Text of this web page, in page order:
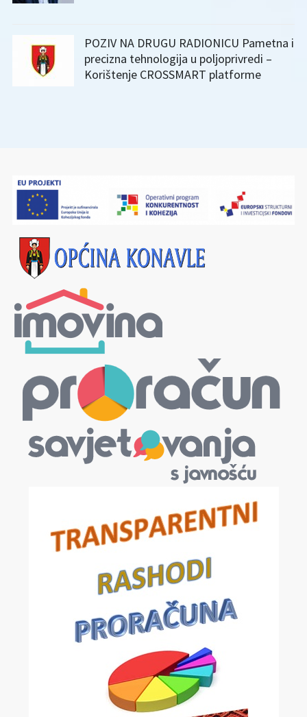
POZIV NA DRUGU RADIONICU Pametna i
precizna tehnologija u poljoprivredi –
Korištenje CROSSMART platforme